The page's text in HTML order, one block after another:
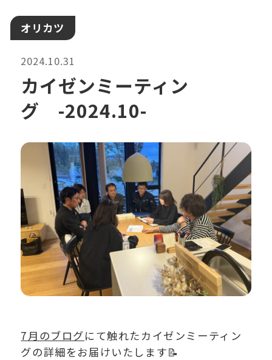
オリカツ
2024.10.31
カイゼンミーティン
グ -2024.10-
7月のブログにて触れたカイゼンミーティン
グの詳細をお届けいたします📝